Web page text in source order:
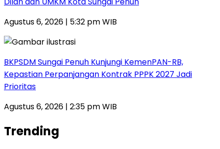
Agustus 6, 2026 | 5:32 pm WIB
BKPSDM Sungai Penuh Kunjungi KemenPAN-RB,
Kepastian Perpanjangan Kontrak PPPK 2027 Jadi
Prioritas
Agustus 6, 2026 | 2:35 pm WIB
Trending